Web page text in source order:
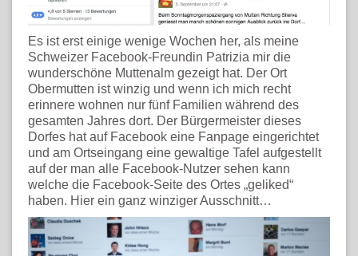
Es ist erst einige wenige Wochen her, als meine
Schweizer Facebook-Freundin Patrizia mir die
wunderschöne Muttenalm gezeigt hat. Der Ort
Obermutten ist winzig und wenn ich mich recht
erinnere wohnen nur fünf Familien während des
gesamten Jahres dort. Der Bürgermeister dieses
Dorfes hat auf Facebook eine Fanpage eingerichtet
und am Ortseingang eine gewaltige Tafel aufgestellt
auf der man alle Facebook-Nutzer sehen kann
welche die Facebook-Seite des Ortes „geliked“
haben. Hier ein ganz winziger Ausschnitt…